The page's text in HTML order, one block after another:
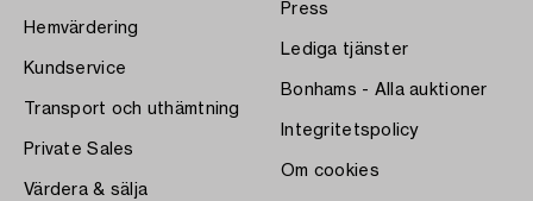
Hemvärdering
Kundservice
Transport och uthämtning
Private Sales
Värdera & sälja
Press
Lediga tjänster
Bonhams - Alla auktioner
Integritetspolicy
Om cookies